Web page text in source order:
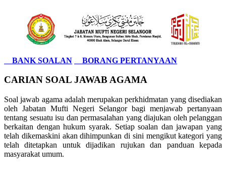
BANK SOALAN BORANG PERTANYAAN
CARIAN SOAL JAWAB AGAMA
Soal jawab agama adalah merupakan perkhidmatan yang disediakan
oleh Jabatan Mufti Negeri Selangor bagi menjawab pertanyaan
tentang sesuatu isu dan permasalahan yang diajukan oleh pelanggan
berkaitan dengan hukum syarak. Setiap soalan dan jawapan yang
telah dikemaskini akan dihimpunkan di sini mengikut kategori yang
telah ditetapkan untuk dijadikan rujukan dan panduan kepada
masyarakat umum.